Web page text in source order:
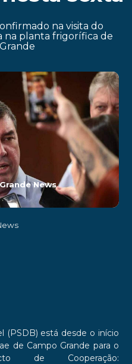
na visita do
na planta frigorífica de
News
(PSDB) está desde o início
de Campo Grande para o
de Cooperação: